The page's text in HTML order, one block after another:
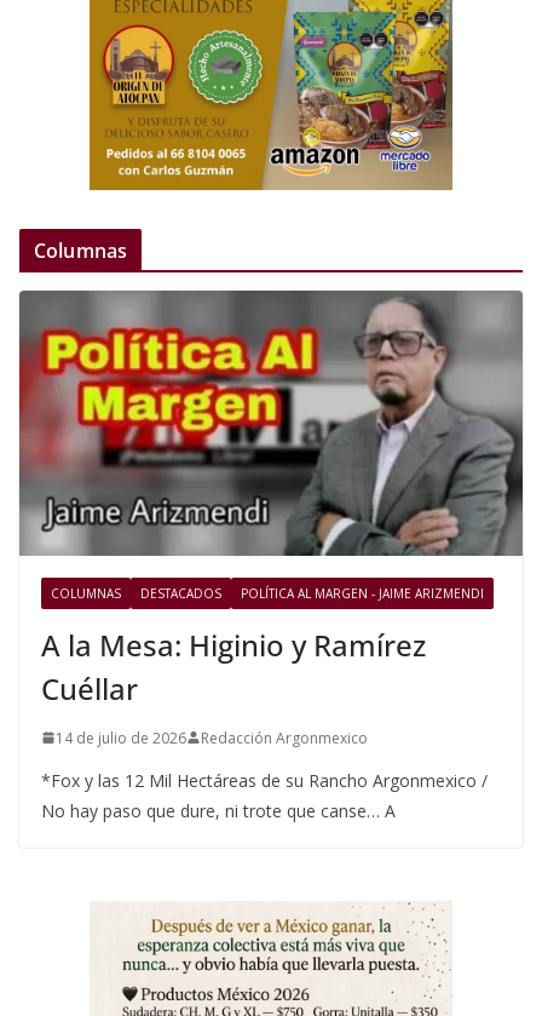
Columnas
COLUMNAS DESTACADOS POLÍTICA AL MARGEN - JAIME ARIZMENDI
A la Mesa: Higinio y Ramírez
Cuéllar
14 de julio de 2026 Redacción Argonmexico
*Fox y las 12 Mil Hectáreas de su Rancho Argonmexico /
No hay paso que dure, ni trote que canse… A